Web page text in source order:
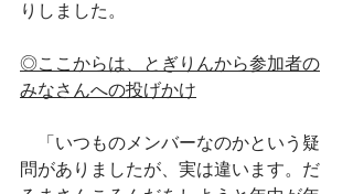
りしました。
◎ここからは、とぎりんから参加者の
みなさんへの投げかけ
「いつものメンバーなのかという疑
問がありましたが、実は違います。だ